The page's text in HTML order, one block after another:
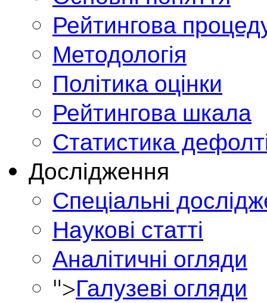
Рейтингова
Методологія
Політика оцінки
Рейтингова шкала
Статистика
Дослідження
Спеціальні
Наукові статті
Аналітичні огляди
">Галузеві огляди